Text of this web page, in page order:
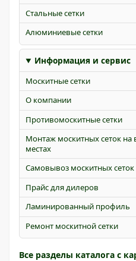
Стальные сетки
Алюминиевые сетки
Информация и сервис
Москитные сетки
О компании
Противомоскитные сетки
Монтаж москитных сеток на
местах
Самовывоз москитных сеток
Прайс для дилеров
Ламинированный профиль
Ремонт москитной сетки
Все разделы каталога с